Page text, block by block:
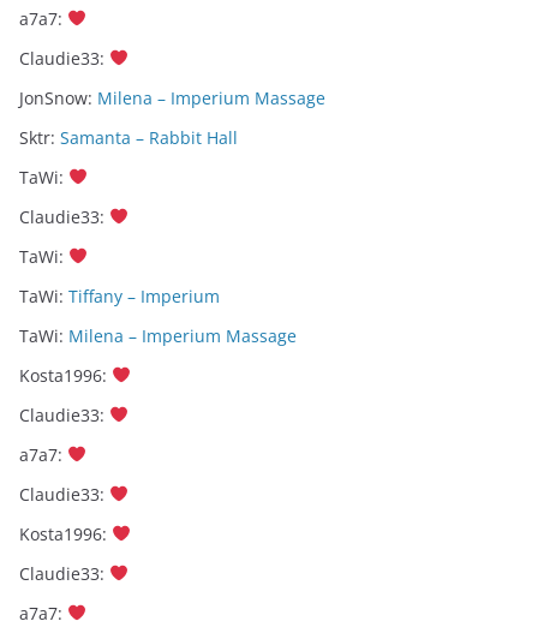
a7a7:
Claudie33:
JonSnow: Milena – Imperium Massage
Sktr: Samanta – Rabbit Hall
TaWi:
Claudie33:
TaWi:
TaWi: Tiffany – Imperium
TaWi: Milena – Imperium Massage
Kosta1996:
Claudie33:
a7a7:
Claudie33:
Kosta1996:
Claudie33:
a7a7: